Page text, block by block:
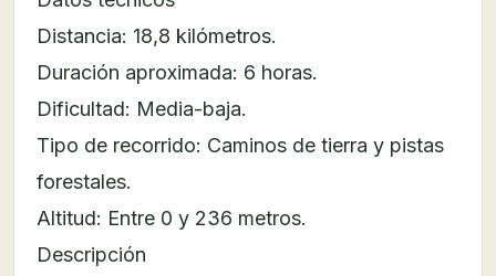
Distancia: 18,8 kilómetros.
Duración aproximada: 6 horas.
Dificultad: Media-baja.
Tipo de recorrido: Caminos de tierra y pistas
forestales.
Altitud: Entre 0 y 236 metros.
Descripción